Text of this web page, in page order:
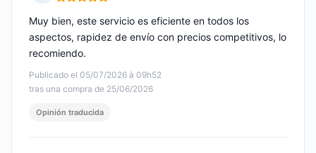
Nota: 5 de 5
Publicado el 05/07/2026 à 09h52
tras una compra de 25/06/2026
Muy bien, este servicio es eficiente en todos los
aspectos, rapidez de envío con precios competitivos, lo
recomiendo.
Opinión traducida